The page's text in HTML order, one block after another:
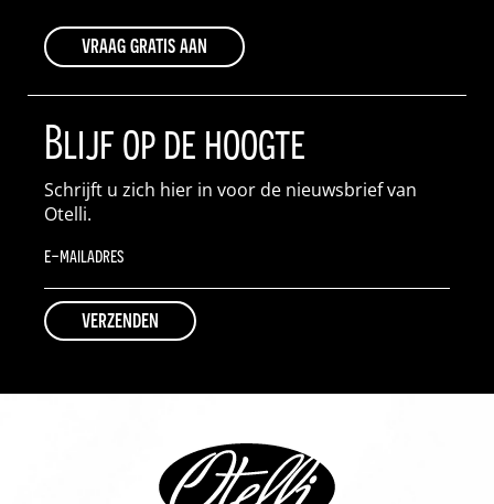
vraag gratis aan
Blijf op de hoogte
Schrijft u zich hier in voor de nieuwsbrief van
Otelli.